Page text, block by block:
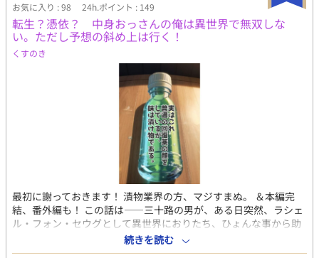
お気に入り : 98 24h.ポイント : 149
転生？憑依？ 中身おっさんの俺は異世界で無双しな
い。ただし予想の斜め上は行く！
くすのき
最初に謝っておきます！ 漬物業界の方、マジすまぬ。 ＆本編完
結、番外編も！ この話は――三十路の男が、ある日突然、ラシェ
ル・フォン・セウグとして異世界におりたち、ひょんな事から助
けた８歳の双子と婚約して、ゴ◯チュウもどきから授かった力で
回復薬(漬物味)を作って、なんか頑張るコメディーBLです！
続きを読む